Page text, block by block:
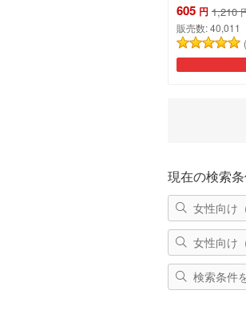
605 円 1,210
販売数:40,011
現在の検索
女性向け
女性向け
検索条件